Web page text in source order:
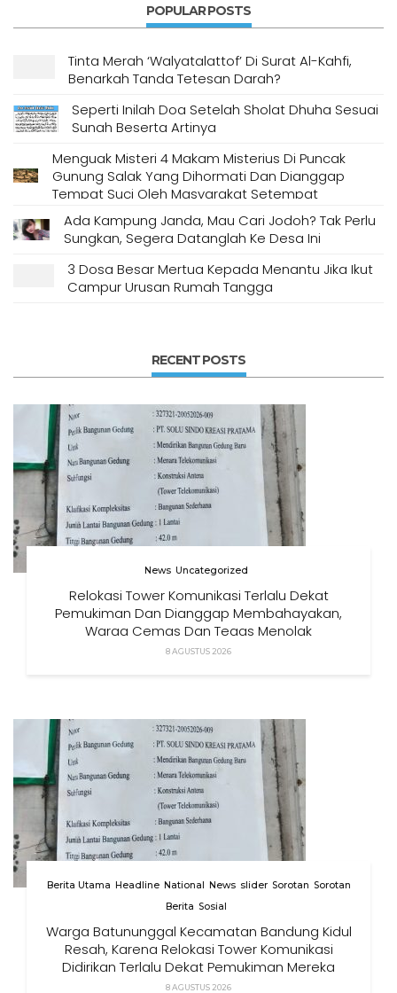
POPULAR POSTS
Tinta Merah ‘Walyatalattof’ Di Surat Al-Kahfi,
Benarkah Tanda Tetesan Darah?
Seperti Inilah Doa Setelah Sholat Dhuha Sesuai
Sunah Beserta Artinya
Menguak Misteri 4 Makam Misterius Di Puncak
Gunung Salak Yang Dihormati Dan Dianggap
Tempat Suci Oleh Masyarakat Setempat
Ada Kampung Janda, Mau Cari Jodoh? Tak Perlu
Sungkan, Segera Datanglah Ke Desa Ini
3 Dosa Besar Mertua Kepada Menantu Jika Ikut
Campur Urusan Rumah Tangga
RECENT POSTS
News Uncategorized
Relokasi Tower Komunikasi Terlalu Dekat
Pemukiman Dan Dianggap Membahayakan,
Warga Cemas Dan Tegas Menolak
8 AGUSTUS 2026
Berita Utama Headline National News slider Sorotan Sorotan
Berita Sosial
Warga Batununggal Kecamatan Bandung Kidul
Resah, Karena Relokasi Tower Komunikasi
Didirikan Terlalu Dekat Pemukiman Mereka
8 AGUSTUS 2026